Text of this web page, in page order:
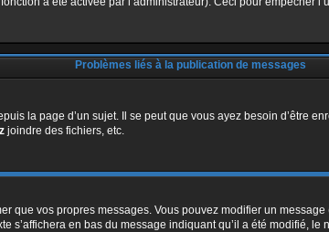
Problèmes liés à la publication de messages
la page d’un sujet. Il se peut que vous ayez besoin d’être
joindre des fichiers, etc.
que vos propres messages. Vous pouvez modifier un
s’affichera en bas du message indiquant qu’il a été modifié,